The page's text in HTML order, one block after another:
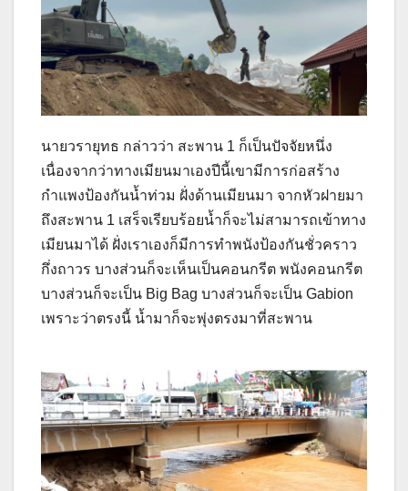
นายวรายุทธ กล่าวว่า สะพาน 1 ก็เป็นปัจจัยหนึ่ง
เนื่องจากว่าทางเมียนมาเองปีนี้เขามีการก่อสร้าง
กำแพงป้องกันน้ำท่วม ฝั่งด้านเมียนมา จากหัวฝายมา
ถึงสะพาน 1 เสร็จเรียบร้อยน้ำก็จะไม่สามารถเข้าทาง
เมียนมาได้ ฝั่งเราเองก็มีการทำพนังป้องกันชั่วคราว
กึ่งถาวร บางส่วนก็จะเห็นเป็นคอนกรีต พนังคอนกรีต
บางส่วนก็จะเป็น Big Bag บางส่วนก็จะเป็น Gabion
เพราะว่าตรงนี้ น้ำมาก็จะพุ่งตรงมาที่สะพาน